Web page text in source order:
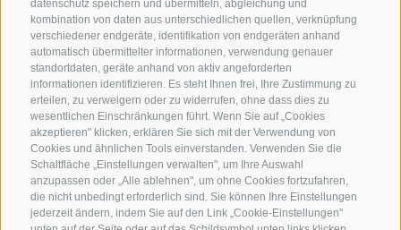
datenschutz speichern und übermitteln, abgleichung und
kombination von daten aus unterschiedlichen quellen, verknüpfung
verschiedener endgeräte, identifikation von endgeräten anhand
automatisch übermittelter informationen, verwendung genauer
standortdaten, geräte anhand von aktiv angeforderten
informationen identifizieren. Es steht Ihnen frei, Ihre Zustimmung zu
erteilen, zu verweigern oder zu widerrufen, ohne dass dies zu
wesentlichen Einschränkungen führt. Wenn Sie auf „Cookies
akzeptieren" klicken, erklären Sie sich mit der Verwendung von
Cookies und ähnlichen Tools einverstanden. Verwenden Sie die
Schaltfläche „Einstellungen verwalten", um Ihre Auswahl
anzupassen oder „Alle ablehnen", um ohne Cookies fortzufahren,
die nicht unbedingt erforderlich sind. Sie können Ihre Einstellungen
jederzeit ändern, indem Sie auf den Link „Cookie-Einstellungen"
KONTAKTIERE UNS
+39 0472 765 521
info@rosskopf.com